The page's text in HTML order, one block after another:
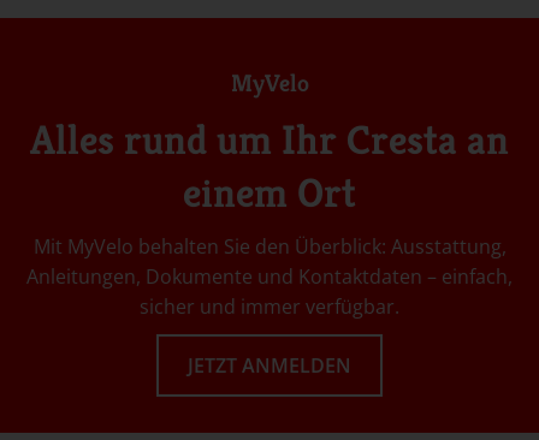
MyVelo
Alles rund um Ihr Cresta an
einem Ort
Mit MyVelo behalten Sie den Überblick: Ausstattung,
Anleitungen, Dokumente und Kontaktdaten – einfach,
sicher und immer verfügbar.
JETZT ANMELDEN